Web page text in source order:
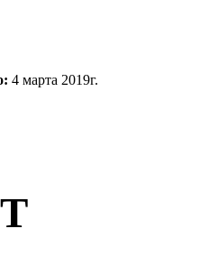
4 марта 2019г.